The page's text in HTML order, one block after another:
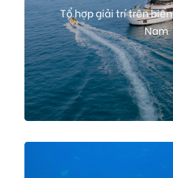
Tổ hợp giải trí trên
Nam